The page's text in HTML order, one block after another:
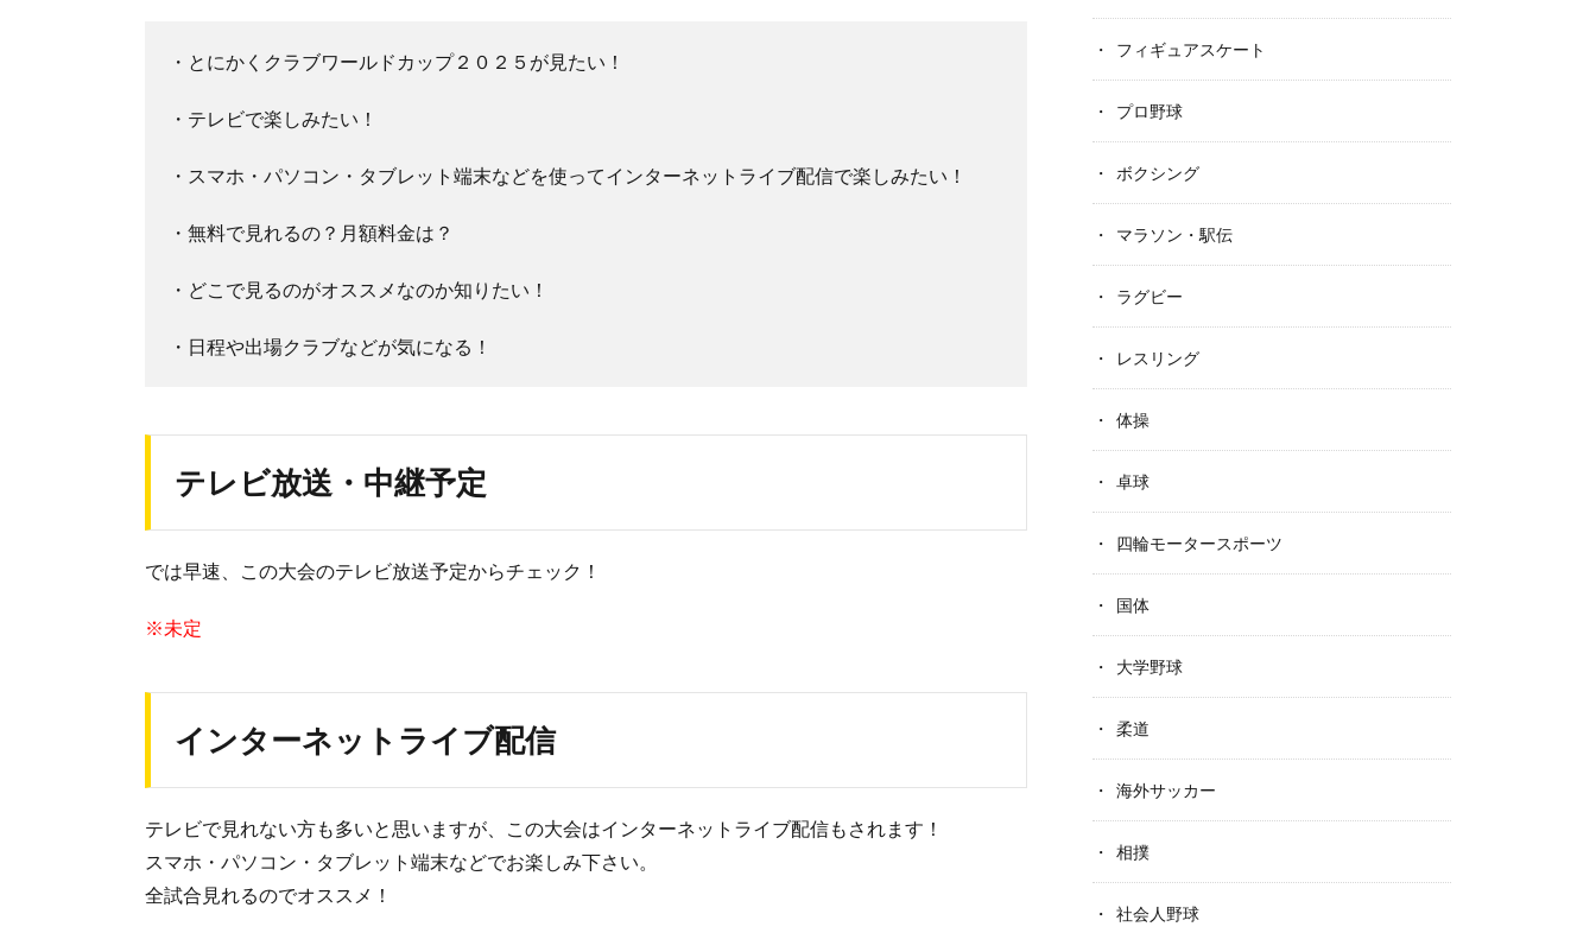
・とにかくクラブワールドカップ２０２５が見たい！
・テレビで楽しみたい！
・スマホ・パソコン・タブレット端末などを使ってインターネットライブ配信で楽しみたい！
・無料で見れるの？月額料金は？
・どこで見るのがオススメなのか知りたい！
・日程や出場クラブなどが気になる！
テレビ放送・中継予定
では早速、この大会のテレビ放送予定からチェック！
※未定
インターネットライブ配信
テレビで見れない方も多いと思いますが、この大会はインターネットライブ配信もされます！
スマホ・パソコン・タブレット端末などでお楽しみ下さい。
全試合見れるのでオススメ！
フィギュアスケート
プロ野球
ボクシング
マラソン・駅伝
ラグビー
レスリング
体操
卓球
四輪モータースポーツ
国体
大学野球
柔道
海外サッカー
相撲
社会人野球